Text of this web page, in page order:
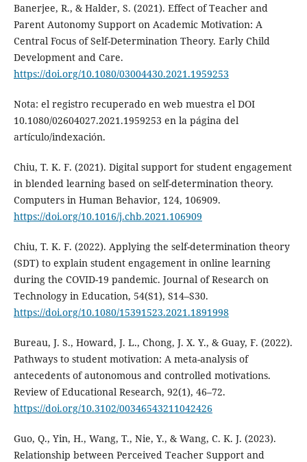
Banerjee, R., & Halder, S. (2021). Effect of Teacher and
Parent Autonomy Support on Academic Motivation: A
Central Focus of Self-Determination Theory. Early Child
Development and Care.
https://doi.org/10.1080/03004430.2021.1959253
Nota: el registro recuperado en web muestra el DOI
10.1080/02604027.2021.1959253 en la página del
artículo/indexación.
Chiu, T. K. F. (2021). Digital support for student engagement
in blended learning based on self-determination theory.
Computers in Human Behavior, 124, 106909.
https://doi.org/10.1016/j.chb.2021.106909
Chiu, T. K. F. (2022). Applying the self-determination theory
(SDT) to explain student engagement in online learning
during the COVID-19 pandemic. Journal of Research on
Technology in Education, 54(S1), S14–S30.
https://doi.org/10.1080/15391523.2021.1891998
Bureau, J. S., Howard, J. L., Chong, J. X. Y., & Guay, F. (2022).
Pathways to student motivation: A meta-analysis of
antecedents of autonomous and controlled motivations.
Review of Educational Research, 92(1), 46–72.
https://doi.org/10.3102/00346543211042426
Guo, Q., Yin, H., Wang, T., Nie, Y., & Wang, C. K. J. (2023).
Relationship between Perceived Teacher Support and